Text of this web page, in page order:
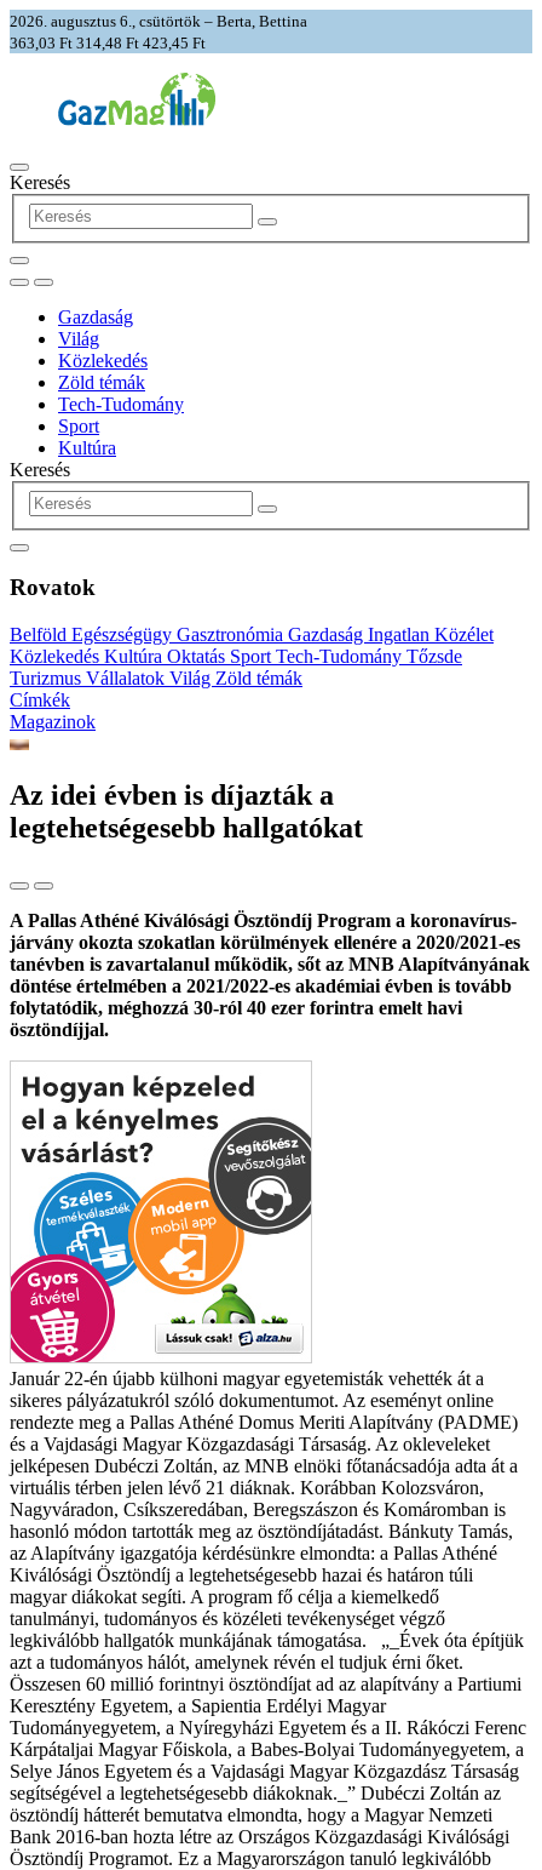
2026. augusztus 6., csütörtök – Berta, Bettina
363,03 Ft 314,48 Ft 423,45 Ft
Keresés
Gazdaság
Világ
Közlekedés
Zöld témák
Tech-Tudomány
Sport
Kultúra
Keresés
Rovatok
Belföld Egészségügy Gasztronómia Gazdaság Ingatlan Közélet
Közlekedés Kultúra Oktatás Sport Tech-Tudomány Tőzsde
Turizmus Vállalatok Világ Zöld témák
Címkék
Magazinok
Az idei évben is díjazták a
legtehetségesebb hallgatókat
A Pallas Athéné Kiválósági Ösztöndíj Program a koronavírus-
járvány okozta szokatlan körülmények ellenére a 2020/2021-es
tanévben is zavartalanul működik, sőt az MNB Alapítványának
döntése értelmében a 2021/2022-es akadémiai évben is tovább
folytatódik, méghozzá 30-ról 40 ezer forintra emelt havi
ösztöndíjjal.
Január 22-én újabb külhoni magyar egyetemisták vehették át a
sikeres pályázatukról szóló dokumentumot. Az eseményt online
rendezte meg a Pallas Athéné Domus Meriti Alapítvány (PADME)
és a Vajdasági Magyar Közgazdasági Társaság. Az okleveleket
jelképesen Dubéczi Zoltán, az MNB elnöki főtanácsadója adta át a
virtuális térben jelen lévő 21 diáknak. Korábban Kolozsváron,
Nagyváradon, Csíkszeredában, Beregszászon és Komáromban is
hasonló módon tartották meg az ösztöndíjátadást. Bánkuty Tamás,
az Alapítvány igazgatója kérdésünkre elmondta: a Pallas Athéné
Kiválósági Ösztöndíj a legtehetségesebb hazai és határon túli
magyar diákokat segíti. A program fő célja a kiemelkedő
tanulmányi, tudományos és közéleti tevékenységet végző
legkiválóbb hallgatók munkájának támogatása.
„_Évek óta építjük
azt a tudományos hálót, amelynek révén el tudjuk érni őket.
Összesen 60 millió forintnyi ösztöndíjat ad az alapítvány a Partiumi
Keresztény Egyetem, a Sapientia Erdélyi Magyar
Tudományegyetem, a Nyíregyházi Egyetem és a II. Rákóczi Ferenc
Kárpátaljai Magyar Főiskola, a Babes-Bolyai Tudományegyetem, a
Selye János Egyetem és a Vajdasági Magyar Közgazdász Társaság
segítségével a legtehetségesebb diákoknak._” Dubéczi Zoltán az
ösztöndíj hátterét bemutatva elmondta, hogy a Magyar Nemzeti
Bank 2016-ban hozta létre az Országos Közgazdasági Kiválósági
Ösztöndíj Programot. Ez a Magyarországon tanuló legkiválóbb